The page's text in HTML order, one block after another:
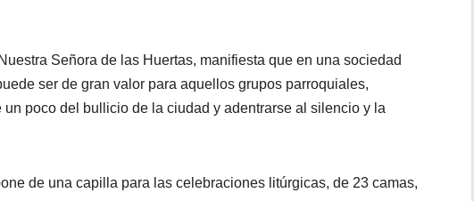
Señora de las Huertas, manifiesta que en una sociedad
ser de gran valor para aquellos grupos parroquiales,
poco del bullicio de la ciudad y adentrarse al silencio y la
de una capilla para las celebraciones litúrgicas, de 23 camas,